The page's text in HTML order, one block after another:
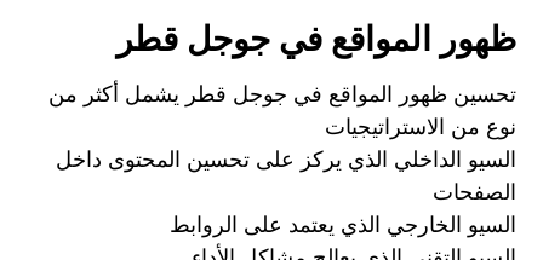
ظهور المواقع في جوجل قطر
تحسين ظهور المواقع في جوجل قطر يشمل أكثر من
نوع من الاستراتيجيات
السيو الداخلي الذي يركز على تحسين المحتوى داخل
الصفحات
السيو الخارجي الذي يعتمد على الروابط